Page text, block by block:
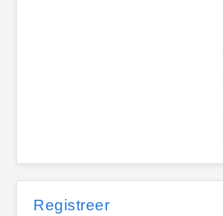
Registreer